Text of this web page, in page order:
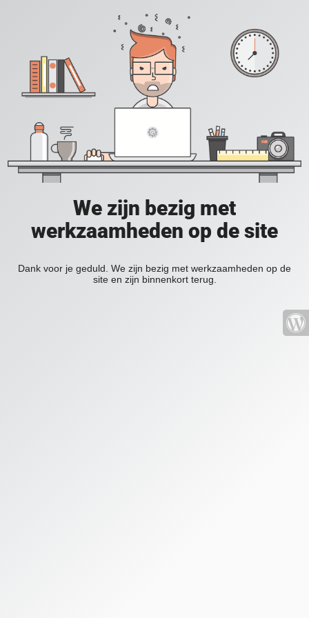
We zijn bezig met
werkzaamheden op de site
Dank voor je geduld. We zijn bezig met werkzaamheden op de
site en zijn binnenkort terug.